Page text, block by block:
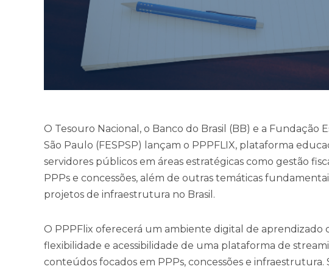
O Tesouro Nacional, o Banco do Brasil (BB) e a Fundação
São Paulo (FESPSP) lançam o PPPFLIX, plataforma
servidores públicos em áreas estratégicas como gestão
PPPs e concessões, além de outras temáticas
projetos de infraestrutura no Brasil.
O PPPFlix oferecerá um ambiente digital de aprendizado
flexibilidade e acessibilidade de uma plataforma de
conteúdos focados em PPPs, concessões e